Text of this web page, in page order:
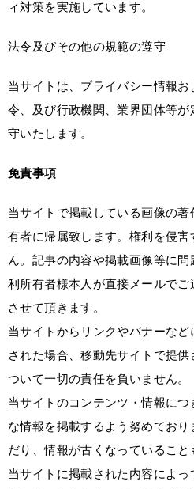
ィ対策を実施しています。
法令及びその他の規範の遵守
当サイトは、プライバシー情報
令、及び行政機関、業界団体等
守いたします。
免責事項
当サイトで掲載している画像の
有者に帰属致します。権利を侵
ん。記事の内容や掲載画像等に
利所有者様本人が直接メールで
させて頂きます。
当サイトからリンクやバナーな
された場合、移動先サイトで提
ついて一切の責任を負いません。
当サイトのコンテンツ・情報に
な情報を掲載するよう努めてお
だり、情報が古くなっていること
当サイトに掲載された内容によ